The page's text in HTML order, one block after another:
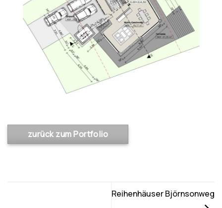
zurück zum Portfolio
Reihenhäuser Björnsonweg